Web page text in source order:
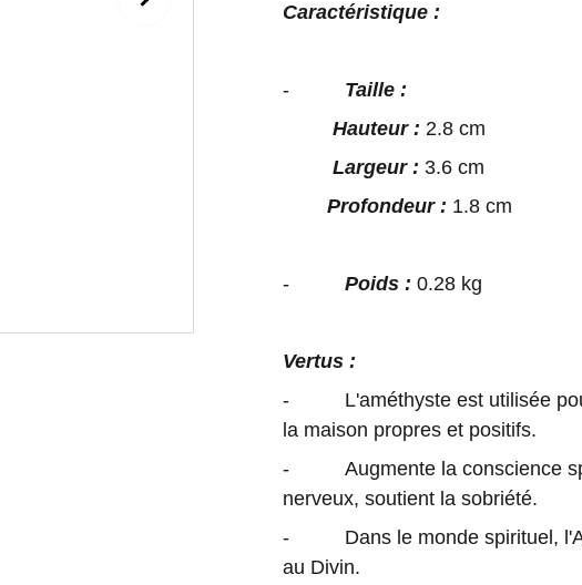
Caractéristique :
- Taille :
Hauteur : 2.8 cm
Largeur : 3.6 cm
Profondeur : 1.8 cm
- Poids : 0.28 kg
Vertus :
- L'améthyste est utilisée pour
la maison propres et positifs.
- Augmente la conscience
nerveux, soutient la sobriété.
- Dans le monde spirituel,
au Divin.